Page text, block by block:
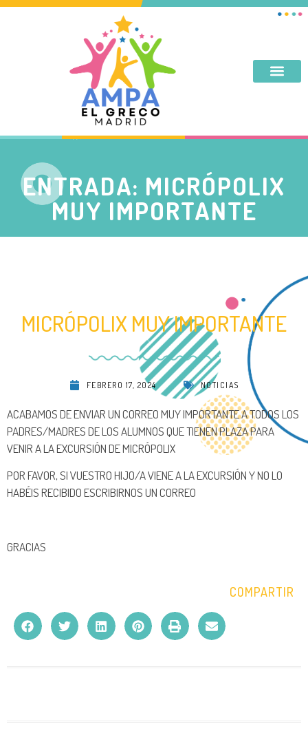
ENTRADA: MICRÓPOLIX
MUY IMPORTANTE
MICRÓPOLIX MUY IMPORTANTE
FEBRERO 17, 2024 NOTICIAS
ACABAMOS DE ENVIAR UN CORREO MUY IMPORTANTE A TODOS LOS
PADRES/MADRES DE LOS ALUMNOS QUE TIENEN PLAZA PARA
VENIR A LA EXCURSIÓN DE MICRÓPOLIX
POR FAVOR, SI VUESTRO HIJO/A VIENE A LA EXCURSIÓN Y NO LO
HABÉIS RECIBIDO ESCRIBIRNOS UN CORREO
GRACIAS
COMPARTIR